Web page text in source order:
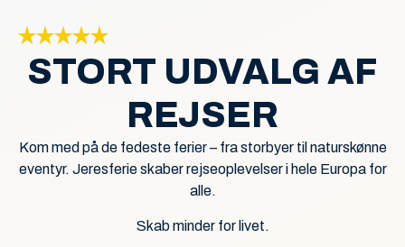
STORT UDVALG AF
REJSER
Kom med på de fedeste ferier – fra storbyer til naturskønne
eventyr. Jeresferie skaber rejseoplevelser i hele Europa for
alle.
Skab minder for livet.